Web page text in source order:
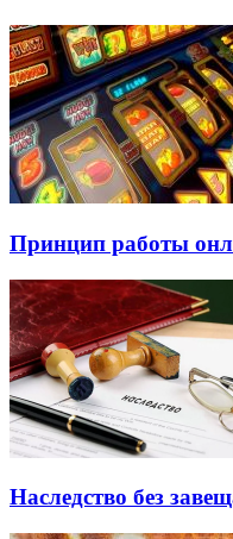
Принцип работы
Наследство без